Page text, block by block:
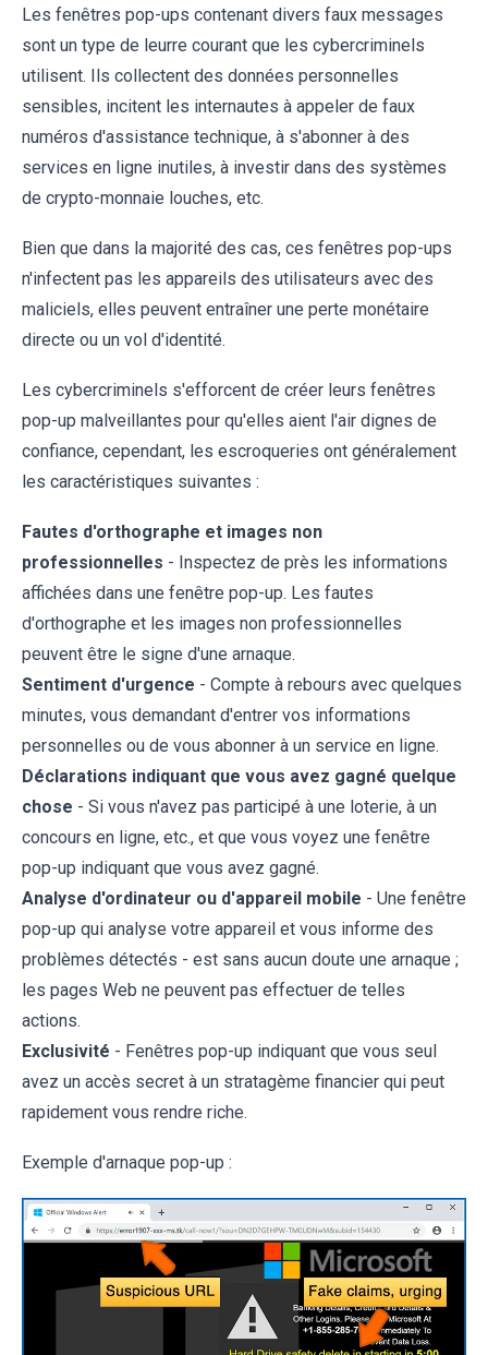
Les fenêtres pop-ups contenant divers faux messages
sont un type de leurre courant que les cybercriminels
utilisent. Ils collectent des données personnelles
sensibles, incitent les internautes à appeler de faux
numéros d'assistance technique, à s'abonner à des
services en ligne inutiles, à investir dans des systèmes
de crypto-monnaie louches, etc.
Bien que dans la majorité des cas, ces fenêtres pop-ups
n'infectent pas les appareils des utilisateurs avec des
maliciels, elles peuvent entraîner une perte monétaire
directe ou un vol d'identité.
Les cybercriminels s'efforcent de créer leurs fenêtres
pop-up malveillantes pour qu'elles aient l'air dignes de
confiance, cependant, les escroqueries ont généralement
les caractéristiques suivantes :
Fautes d'orthographe et images non
professionnelles - Inspectez de près les informations
affichées dans une fenêtre pop-up. Les fautes
d'orthographe et les images non professionnelles
peuvent être le signe d'une arnaque.
Sentiment d'urgence - Compte à rebours avec quelques
minutes, vous demandant d'entrer vos informations
personnelles ou de vous abonner à un service en ligne.
Déclarations indiquant que vous avez gagné quelque
chose - Si vous n'avez pas participé à une loterie, à un
concours en ligne, etc., et que vous voyez une fenêtre
pop-up indiquant que vous avez gagné.
Analyse d'ordinateur ou d'appareil mobile - Une fenêtre
pop-up qui analyse votre appareil et vous informe des
problèmes détectés - est sans aucun doute une arnaque ;
les pages Web ne peuvent pas effectuer de telles
actions.
Exclusivité - Fenêtres pop-up indiquant que vous seul
avez un accès secret à un stratagème financier qui peut
rapidement vous rendre riche.
Exemple d'arnaque pop-up :